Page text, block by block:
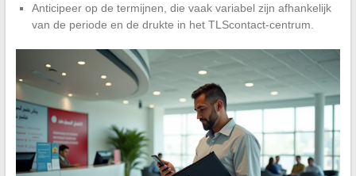
Anticipeer op de termijnen, die vaak variabel zijn afhankelijk
van de periode en de drukte in het TLScontact-centrum.